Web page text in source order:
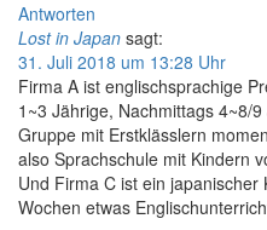
Antworten
Lost in Japan sagt:
31. Juli 2018 um 13:28 Uhr
Firma A ist englischsprachige
1~3 Jährige, Nachmittags 4~8/
Gruppe mit Erstklässlern
also Sprachschule mit Kindern
Und Firma C ist ein
Wochen etwas